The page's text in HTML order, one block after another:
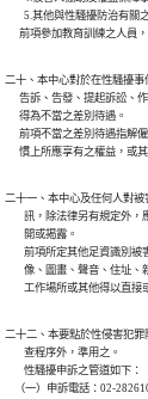
5.其他與性騷擾防治有關
前項參加教育訓練之人
二十、本中心對於在性騷擾
告訴、告發、提起訴訟
      得為不當之差別待遇。
前項不當之差別待遇指
慣上所應享有之權益，
二十一、本中心及任何人對
訊，除法律另有規定
        開或揭露。
前項所定其他足資識
像、圖畫、聲音、住址
工作場所或其他得以直
二十二、本要點於性侵害犯
        查程序外，準用之。
        性騷擾申訴之管道如下：
（一）申訴電話：02-